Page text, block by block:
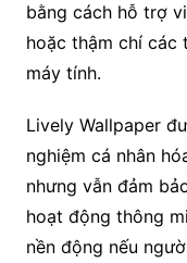
bằng cách hỗ trợ
hoặc thậm chí các
máy tính.
Lively Wallpaper
nghiệm cá nhân
nhưng vẫn đảm
hoạt động thông
nền động nếu